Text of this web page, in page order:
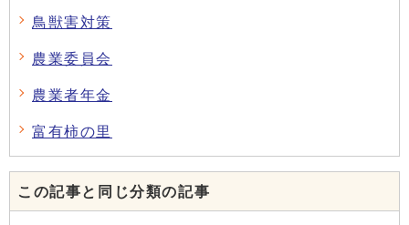
鳥獣害対策
農業委員会
農業者年金
富有柿の里
この記事と同じ分類の記事